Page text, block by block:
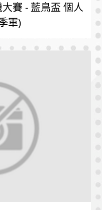
賽 - 藍鳥盃 個人
軍)